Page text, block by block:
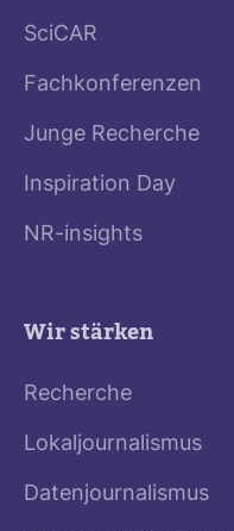
SciCAR
Fachkonferenzen
Junge Recherche
Inspiration Day
NR-insights
Wir stärken
Recherche
Lokaljournalismus
Datenjournalismus